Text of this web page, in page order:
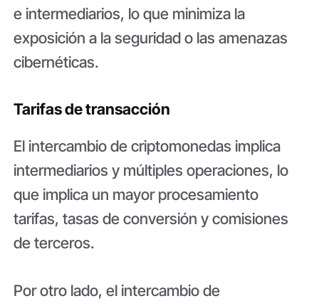
e intermediarios, lo que minimiza la
exposición a la seguridad o las amenazas
cibernéticas.
Tarifas de transacción
El intercambio de criptomonedas implica
intermediarios y múltiples operaciones, lo
que implica un mayor procesamiento
tarifas, tasas de conversión y comisiones
de terceros.
Por otro lado, el intercambio de